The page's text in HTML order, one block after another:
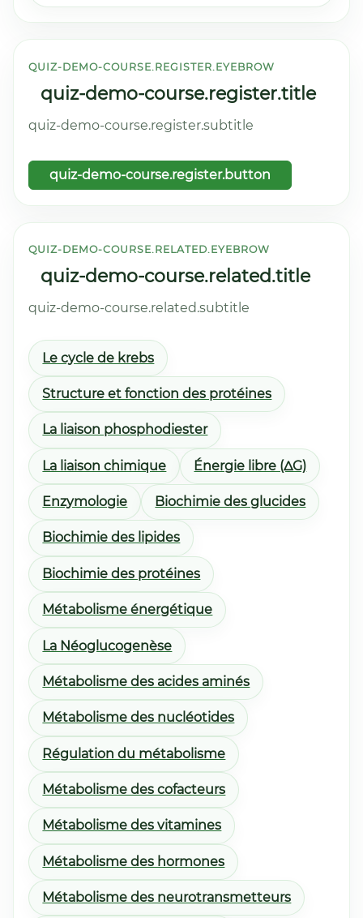
QUIZ-DEMO-COURSE.REGISTER.EYEBROW
quiz-demo-course.register.title
quiz-demo-course.register.subtitle
quiz-demo-course.register.button
QUIZ-DEMO-COURSE.RELATED.EYEBROW
quiz-demo-course.related.title
quiz-demo-course.related.subtitle
Le cycle de krebs
Structure et fonction des protéines
La liaison phosphodiester
La liaison chimique Énergie libre (ΔG)
Enzymologie Biochimie des glucides
Biochimie des lipides
Biochimie des protéines
Métabolisme énergétique
La Néoglucogenèse
Métabolisme des acides aminés
Métabolisme des nucléotides
Régulation du métabolisme
Métabolisme des cofacteurs
Métabolisme des vitamines
Métabolisme des hormones
Métabolisme des neurotransmetteurs